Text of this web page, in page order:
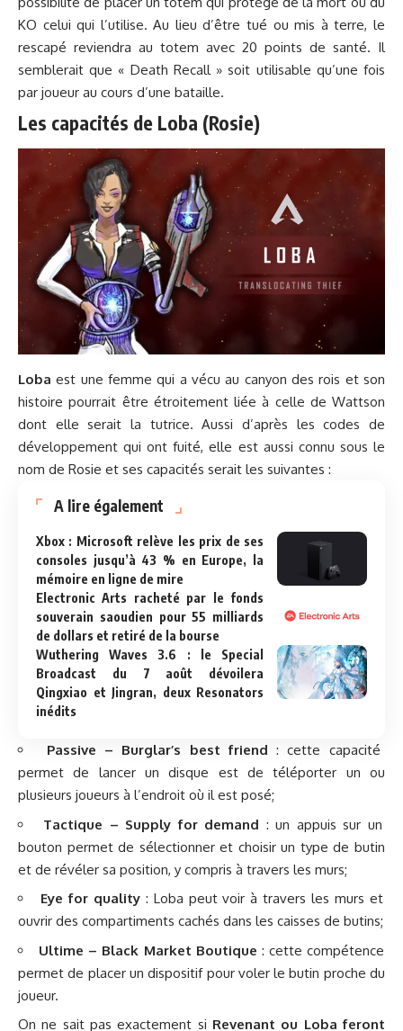
KO celui qui l’utilise. Au lieu d’être tué ou mis à terre, le
rescapé reviendra au totem avec 20 points de santé. Il
semblerait que « Death Recall » soit utilisable qu’une fois
par joueur au cours d’une bataille.
Les capacités de Loba (Rosie)
Loba est une femme qui a vécu au canyon des rois et son
histoire pourrait être étroitement liée à celle de Wattson
dont elle serait la tutrice. Aussi d’après les codes de
développement qui ont fuité, elle est aussi connu sous le
nom de Rosie et ses capacités serait les suivantes :
A lire également
Xbox : Microsoft relève les prix de ses
consoles jusqu’à 43 % en Europe, la
mémoire en ligne de mire
Electronic Arts racheté par le fonds
souverain saoudien pour 55 milliards
de dollars et retiré de la bourse
Wuthering Waves 3.6 : le Special
Broadcast du 7 août dévoilera
Qingxiao et Jingran, deux Resonators
inédits
Passive – Burglar’s best friend : cette capacité
permet de lancer un disque est de téléporter un ou
plusieurs joueurs à l’endroit où il est posé;
Tactique – Supply for demand : un appuis sur un
bouton permet de sélectionner et choisir un type de butin
et de révéler sa position, y compris à travers les murs;
Eye for quality: Loba peut voir à travers les murs et
ouvrir des compartiments cachés dans les caisses de butins;
Ultime – Black Market Boutique : cette compétence
permet de placer un dispositif pour voler le butin proche du
joueur.
On ne sait pas exactement si Revenant ou Loba feront